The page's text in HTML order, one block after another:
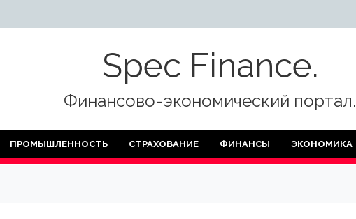
Spec Finance.
Финансово-экономический портал.
ПРОМЫШЛЕННОСТЬ СТРАХОВАНИЕ ФИНАНСЫ ЭКОНОМИКА